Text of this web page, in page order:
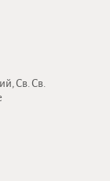
Св. Св.